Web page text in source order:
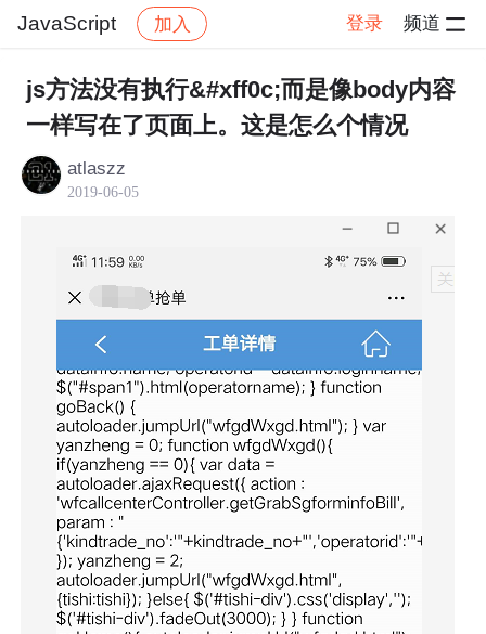
JavaScript 加入 登录 频道
社区 JavaScript 帖子详情
js方法没有执行&#xff0c;而是像body内容
一样写在了页面上。这是怎么个情况
atlaszz
2019-06-05